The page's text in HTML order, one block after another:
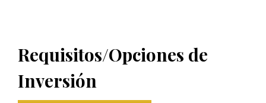
Requisitos/Opciones de
Inversión